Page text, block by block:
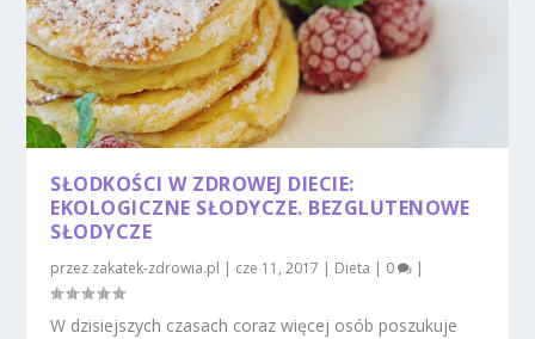
SŁODKOŚCI W ZDROWEJ DIECIE:
EKOLOGICZNE SŁODYCZE. BEZGLUTENOWE
SŁODYCZE
przez zakatek-zdrowia.pl | cze 11, 2017 | Dieta | 0 |
W dzisiejszych czasach coraz więcej osób poszukuje